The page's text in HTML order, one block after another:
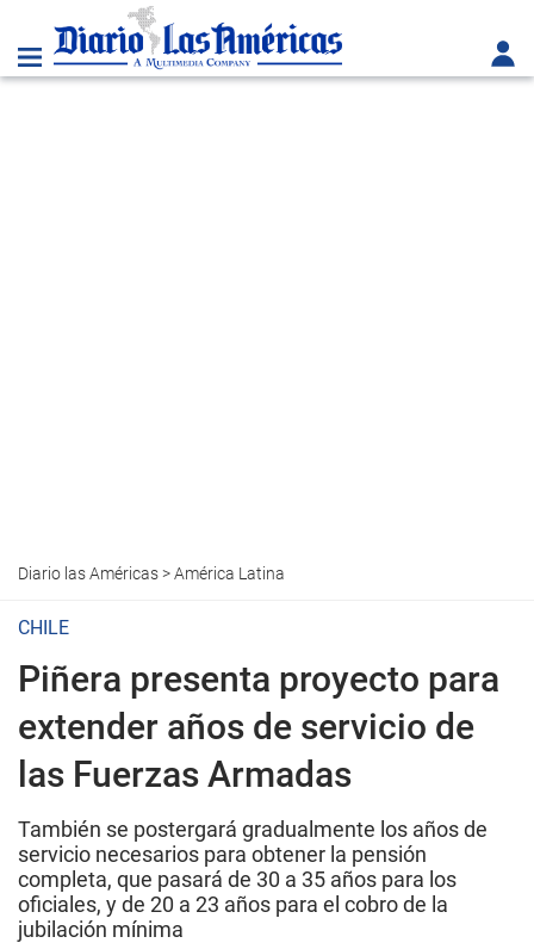
Diario las Américas>América Latina
CHILE
Piñera presenta proyecto para
extender años de servicio de
las Fuerzas Armadas
También se postergará gradualmente los años de
servicio necesarios para obtener la pensión
completa, que pasará de 30 a 35 años para los
oficiales, y de 20 a 23 años para el cobro de la
jubilación mínima